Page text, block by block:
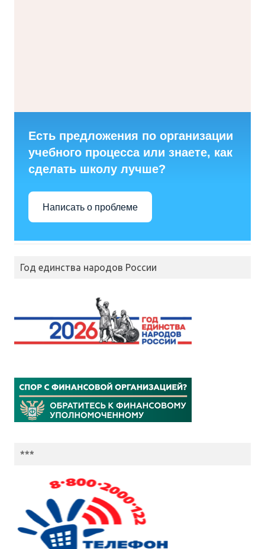
Есть предложения по организации
учебного процесса или знаете, как
сделать школу лучше?
Написать о проблеме
Год единства народов России
***